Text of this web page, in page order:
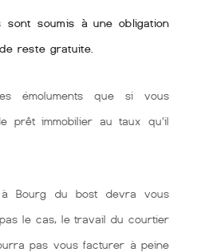
sont soumis à une obligation
reste gratuite.
émoluments que si vous
prêt immobilier au taux qu'il
Bourg du bost devra vous
le cas, le travail du courtier
pas vous facturer à peine